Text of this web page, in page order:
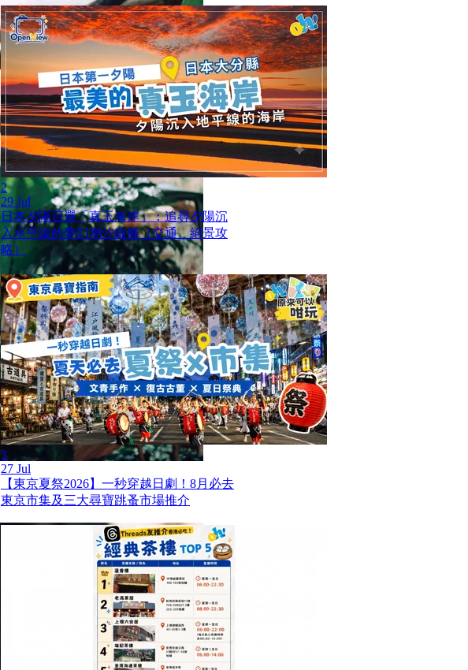
2
29 Jul
日本夕陽百選「真玉海岸」：追尋夕陽沉
入水平線的夢幻潮汐線條（交通、絕景攻
略）
3
27 Jul
【東京夏祭2026】一秒穿越日劇！8月必去
東京市集及三大尋寶跳蚤市場推介